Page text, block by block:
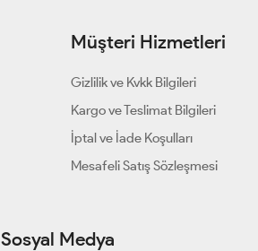
Müşteri Hizmetleri
Gizlilik ve Kvkk Bilgileri
Kargo ve Teslimat Bilgileri
İptal ve İade Koşulları
Mesafeli Satış Sözleşmesi
Sosyal Medya